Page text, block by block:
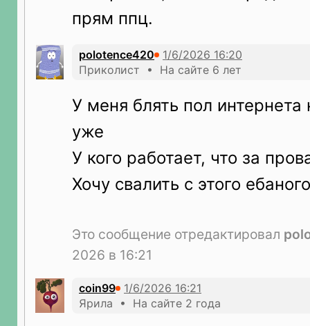
прям ппц.
polotence420
Приколист • На сайте 6 лет
У меня блять пол интернета
уже
У кого работает, что за
Хочу свалить с этого
Это сообщение отредактировал
2026 в 16:21
coin99
Ярила • На сайте 2 года